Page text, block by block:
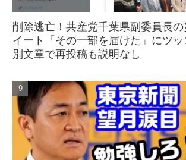
削除逃亡！共産党千葉県副委員長の
イート「その一部を届けた」にツ
別文章で再投稿も説明なし